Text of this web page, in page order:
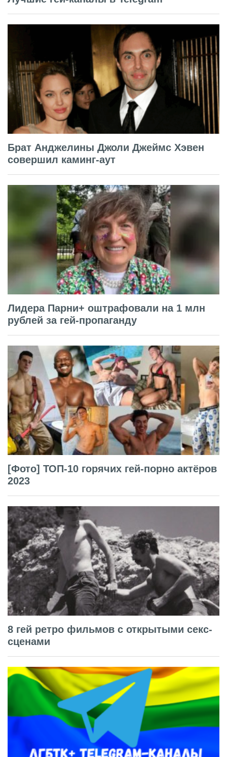
Брат Анджелины Джоли Джеймс Хэвен
совершил каминг-аут
Лидера Парни+ оштрафовали на 1 млн
рублей за гей-пропаганду
[Фото] ТОП-10 горячих гей-порно актёров
2023
8 гей ретро фильмов с открытыми секс-
сценами